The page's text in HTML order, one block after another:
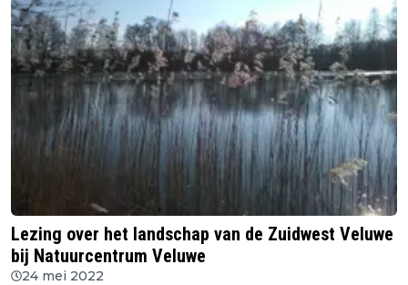
Lezing over het landschap van de Zuidwest Veluwe
bij Natuurcentrum Veluwe
24 mei 2022